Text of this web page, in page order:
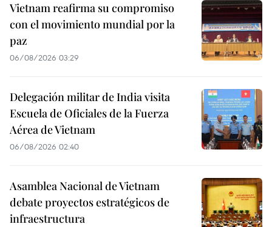
Vietnam reafirma su compromiso
con el movimiento mundial por la
paz
06/08/2026 03:29
Delegación militar de India visita
Escuela de Oficiales de la Fuerza
Aérea de Vietnam
06/08/2026 02:40
Asamblea Nacional de Vietnam
debate proyectos estratégicos de
infraestructura